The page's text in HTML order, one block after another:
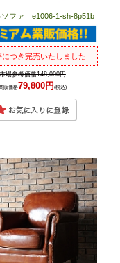
ソファ e1006-1-sh-8p51b
につき完売いたしました
場参考価格148,000円
販価格79,800円 (税込)